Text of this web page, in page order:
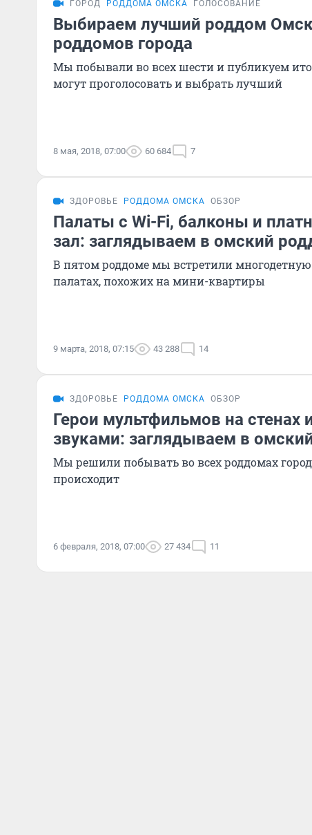
ГОРОД РОДДОМА ОМСКА ГОЛОСОВАНИЕ
Выбираем лучший роддом
роддомов города
Мы побывали во всех шести и публикуем
могут проголосовать и выбрать лучший
8 мая, 2018, 07:00 60 684 7
ЗДОРОВЬЕ РОДДОМА ОМСКА ОБЗОР
Палаты с Wi-Fi, балконы и
зал: заглядываем в омский
В пятом роддоме мы встретили
палатах, похожих на мини-квартиры
9 марта, 2018, 07:15 43 288 14
ЗДОРОВЬЕ РОДДОМА ОМСКА ОБЗОР
Герои мультфильмов на стенах
звуками: заглядываем в
Мы решили побывать во всех роддомах
происходит
6 февраля, 2018, 07:00 27 434 11